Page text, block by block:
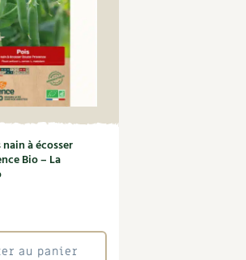
à écosser
Bio – La
au panier